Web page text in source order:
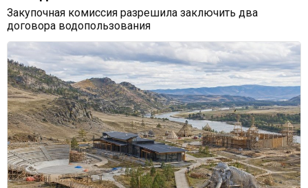
Закупочная комиссия разрешила заключить два
договора водопользования